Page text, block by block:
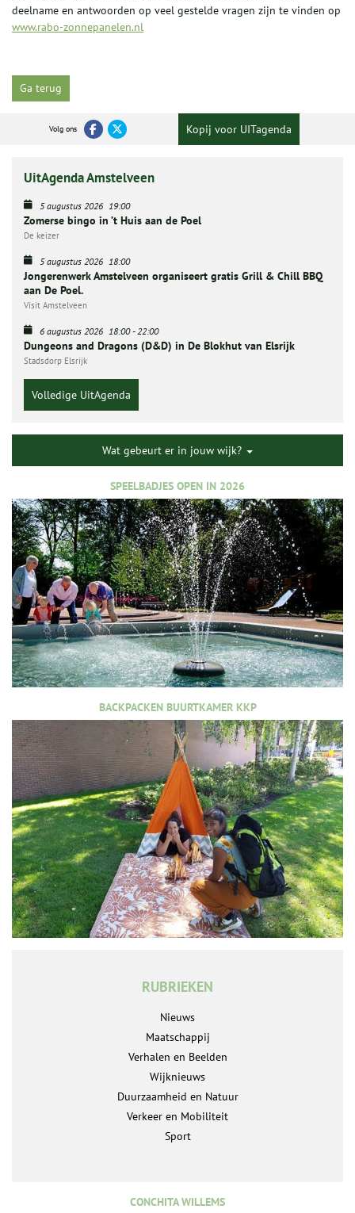
deelname en antwoorden op veel gestelde vragen zijn te vinden op
www.rabo-zonnepanelen.nl
Ga terug
Volg ons Kopij voor UITagenda
UitAgenda Amstelveen
5 augustus 2026 19:00
Zomerse bingo in ’t Huis aan de Poel
De keizer
5 augustus 2026 18:00
Jongerenwerk Amstelveen organiseert gratis Grill & Chill BBQ
aan De Poel.
Visit Amstelveen
6 augustus 2026 18:00-22:00
Dungeons and Dragons (D&D) in De Blokhut van Elsrijk
Stadsdorp Elsrijk
Volledige UitAgenda
Wat gebeurt er in jouw wijk?
SPEELBADJES OPEN IN 2026
BACKPACKEN BUURTKAMER KKP
RUBRIEKEN
Nieuws
Maatschappij
Verhalen en Beelden
Wijknieuws
Duurzaamheid en Natuur
Verkeer en Mobiliteit
Sport
CONCHITA WILLEMS